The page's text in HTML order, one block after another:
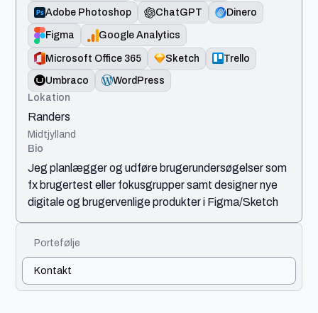
Adobe Photoshop
ChatGPT
Dinero
Figma
Google Analytics
Microsoft Office 365
Sketch
Trello
Umbraco
WordPress
Lokation
Randers
Midtjylland
Bio
Jeg planlægger og udføre brugerundersøgelser som
fx brugertest eller fokusgrupper samt designer nye
digitale og brugervenlige produkter i Figma/Sketch
Portefølje
Kontakt